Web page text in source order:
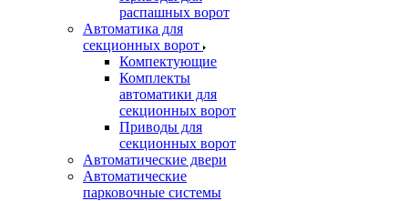
распашных ворот
Автоматика для
секционных ворот
Компектующие
Комплекты
автоматики для
секционных ворот
Приводы для
секционных ворот
Автоматические двери
Автоматические
парковочные системы